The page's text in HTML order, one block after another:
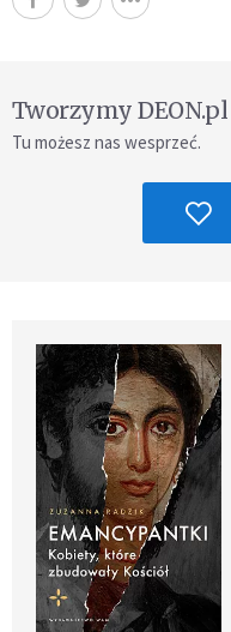
Tworzymy
Tu możesz nas wesprzeć.